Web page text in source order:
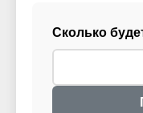
Сколько